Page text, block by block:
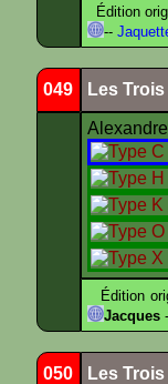
Édition
--
049 Les
Édition
Jacques
050 Les